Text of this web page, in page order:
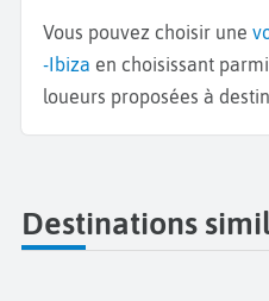
Vous pouvez choisir une
-Ibiza en choisissant
loueurs proposées à
Destinations